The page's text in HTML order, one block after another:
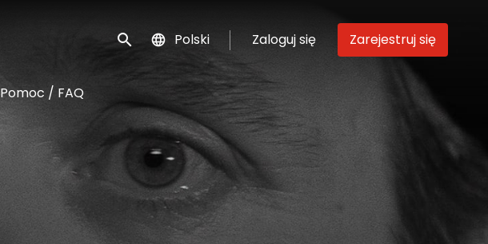
Wyszukaj Polski Zaloguj się Zarejestruj się
Pomoc / FAQ